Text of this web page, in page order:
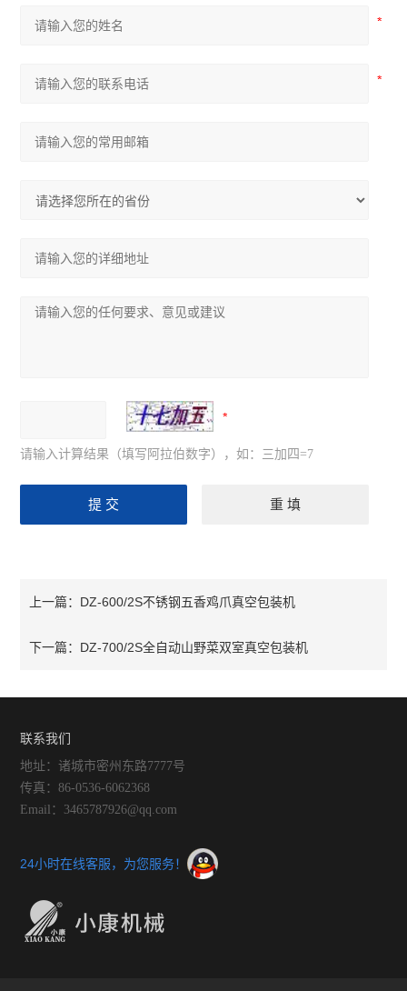
请输入计算结果（填写阿拉伯数字），如：三加四=7
上一篇： DZ-600/2S不锈钢五香鸡爪真空包装机
下一篇： DZ-700/2S全自动山野菜双室真空包装机
联系我们
地址：诸城市密州东路7777号
传真：86-0536-6062368
Email：3465787926@qq.com
24小时在线客服，为您服务！